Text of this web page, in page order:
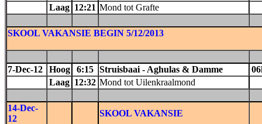
Laag 12:21 Mond tot Grafte
SKOOL VAKANSIE BEGIN 5/12/2013
7-Dec-12 Hoog 6:15 Struisbaai - Aghulas & Damme
Laag 12:32 Mond tot Uilenkraalmond
14-Dec-
12
SKOOL VAKANSIE